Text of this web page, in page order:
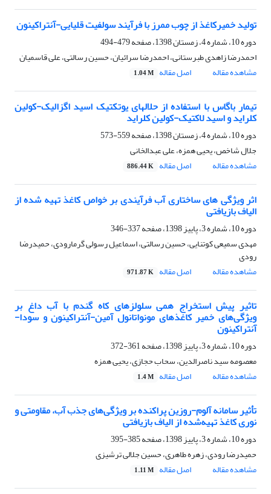
تولید خمیرکاغذ از چوب ممرز با فرآیند سولفیت قلیایی-آنتراکینون
دوره 10، شماره 4، زمستان 1398، صفحه
479-494
احمدرضا زاهدی طبرستانی، احمدرضا سرائیان، حسین رسالتی، علی قاسمیان
مشاهده مقاله
اصل مقاله 1.04 M
تیمار باگاس با استفاده از حلال‏های یوتکتیک اسید اگزالیک-کولین‏
کلراید و اسید لاکتیک-کولین‏ کلراید
دوره 10، شماره 4، زمستان 1398، صفحه
559-573
جلال شاخص، یحیی همزه، علی عبدالخانی
مشاهده مقاله
اصل مقاله 886.44 K
اثر ویژگی های ساختاری آب فرآیندی بر خواص کاغذ تهیه شده از
الیاف بازیافتی
دوره 10، شماره 3، پاییز 1398، صفحه
337-346
مهدی سمیعی کوتنایی، حسین رسالتی، اسماعیل رسولی گرمارودی، حمیدرضا
رودی
مشاهده مقاله
اصل مقاله 971.87 K
تاثیر پیش استخراج همی سلولزهای کاه گندم با آب داغ بر
ویژگی‌های خمیر کاغذهای مونواتانول آمین-آنتراکینون و سودا-
آنتراکینون
دوره 10، شماره 3، پاییز 1398، صفحه
361-372
معصومه سید ناصرالدین، سحاب حجازی، یحیی همزه
مشاهده مقاله
اصل مقاله 1.4 M
تأثیر سامانه آلوم-روزین پراکنده بر ویژگی‌های جذب آب، مقاومتی و
نوری کاغذ تهیه‌شده از الیاف بازیافتی
دوره 10، شماره 3، پاییز 1398، صفحه
385-395
حمیدرضا رودی، زهره طاهری، حسین جلالی ترشیزی
مشاهده مقاله
اصل مقاله 1.11 M